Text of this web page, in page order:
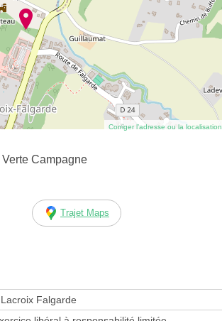
Corriger l’adresse ou la localisation
Campagne
Trajet Maps
Falgarde